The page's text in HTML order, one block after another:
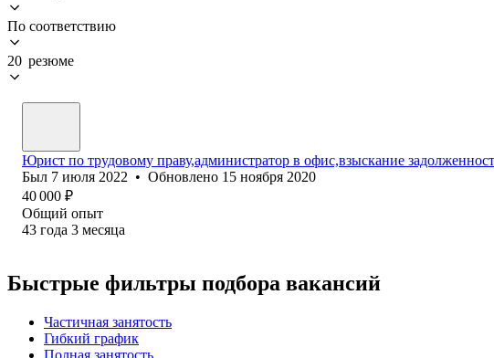
По соответствию
20 резюме
Юрист по трудовому праву,администратор в офис,взыскание
Был 7 июля 2022 • Обновлено 15 ноября 2020
40 000 ₽
Общий опыт
43 года 3 месяца
Быстрые фильтры подбора вакансий
Частичная занятость
Гибкий график
Полная занятость